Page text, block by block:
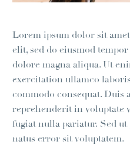
Lorem ipsum dolor sit
elit, sed do eiusmod
dolore magna aliqua. Ut
exercitation ullamco
commodo consequat. Duis
reprehenderit in voluptate
fugiat nulla pariatur. Sed
natus error sit voluptatem.